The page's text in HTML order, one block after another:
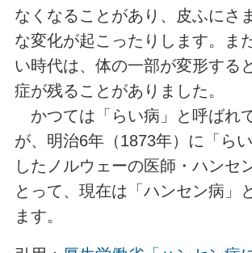
なくなることがあり、皮ふにさ
な変化が起こったりします。ま
い時代は、体の一部が変形する
症が残ることがありました。
かつては「らい病」と呼ばれ
が、明治6年（1873年）に「ら
したノルウェーの医師・ハンセ
とって、現在は「ハンセン病」
ます。